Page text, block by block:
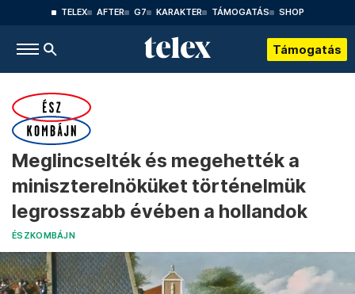
TELEX AFTER G7 KARAKTER TÁMOGATÁS SHOP
Támogatás
Meglincselték és megehették a
miniszterelnöküket történelmük
legrosszabb évében a hollandok
ÉSZKOMBÁJN